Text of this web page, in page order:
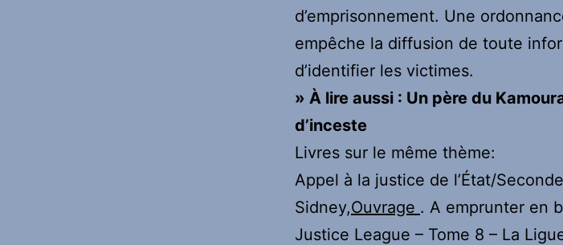
d’emprisonnement. Une
empêche la diffusion de toute
d’identifier les victimes.
» À lire aussi : Un père du
d’inceste
Livres sur le même thème:
Appel à la justice de l’État/
Sidney,Ouvrage . A emprunter en
Justice League – Tome 8 – La